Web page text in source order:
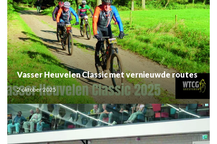
Vasser Heuvelen Classic met vernieuwde routes
2 oktober 2025